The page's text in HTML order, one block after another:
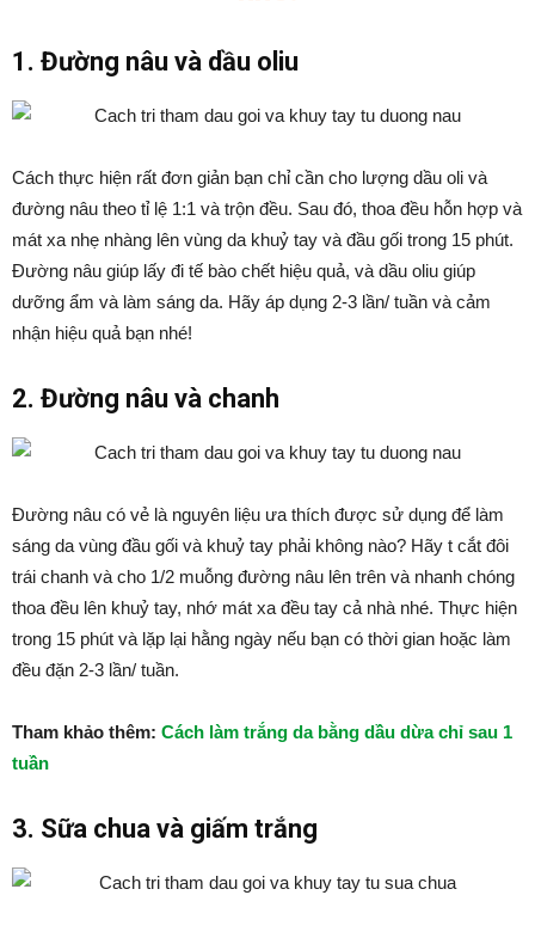
1. Đường nâu và dầu oliu
Cách thực hiện rất đơn giản bạn chỉ cần cho lượng dầu oli và
đường nâu theo tỉ lệ 1:1 và trộn đều. Sau đó, thoa đều hỗn hợp và
mát xa nhẹ nhàng lên vùng da khuỷ tay và đầu gối trong 15 phút.
Đường nâu giúp lấy đi tế bào chết hiệu quả, và dầu oliu giúp
dưỡng ẩm và làm sáng da. Hãy áp dụng 2-3 lần/ tuần và cảm
nhận hiệu quả bạn nhé!
2. Đường nâu và chanh
Đường nâu có vẻ là nguyên liệu ưa thích được sử dụng để làm
sáng da vùng đầu gối và khuỷ tay phải không nào? Hãy t cắt đôi
trái chanh và cho 1/2 muỗng đường nâu lên trên và nhanh chóng
thoa đều lên khuỷ tay, nhớ mát xa đều tay cả nhà nhé. Thực hiện
trong 15 phút và lặp lại hằng ngày nếu bạn có thời gian hoặc làm
đều đặn 2-3 lần/ tuần.
Tham khảo thêm: Cách làm trắng da bằng dầu dừa chỉ sau 1
tuần
3. Sữa chua và giấm trắng